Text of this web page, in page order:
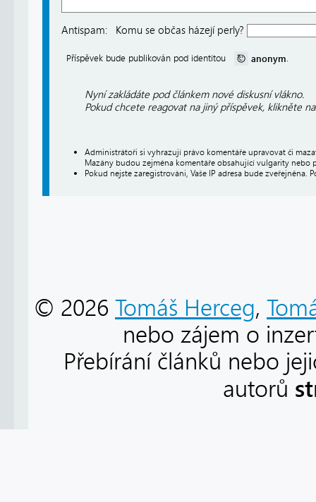
Antispam: Komu se občas házejí perly?
Příspěvek bude publikován pod identitou anonym.
Nyní zakládáte pod článkem nové diskusní vlákno.
Pokud chcete reagovat na jiný příspěvek, klikněte
Administrátoři si vyhrazují právo komentáře upravovat či
Mazány budou zejména komentáře obsahující vulgarity nebo
Pokud nejste zaregistrováni, Vaše IP adresa bude
© 2026 Tomáš Herceg,
nebo zájem o
Přebírání článků nebo
autorů